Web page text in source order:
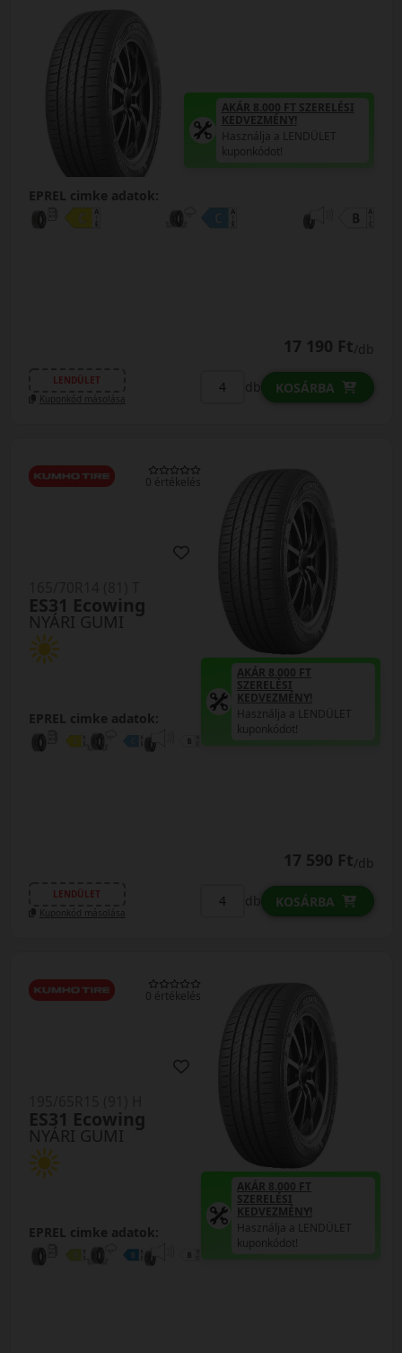
AKÁR 8.000 FT SZERELÉSI
KEDVEZMÉNY!
Használja a LENDÜLET
kuponkódot!
EPREL cimke adatok:
17 190 Ft/db
LENDÜLET
Kuponkód másolása
db KOSÁRBA
0 értékelés
NYÁRI GUMI
ES31 Ecowing
EPREL cimke adatok:
AKÁR 8.000 FT
SZERELÉSI
KEDVEZMÉNY!
Használja a LENDÜLET
kuponkódot!
17 590 Ft/db
LENDÜLET
Kuponkód másolása
db KOSÁRBA
0 értékelés
NYÁRI GUMI
ES31 Ecowing
EPREL cimke adatok:
AKÁR 8.000 FT
SZERELÉSI
KEDVEZMÉNY!
Használja a LENDÜLET
kuponkódot!